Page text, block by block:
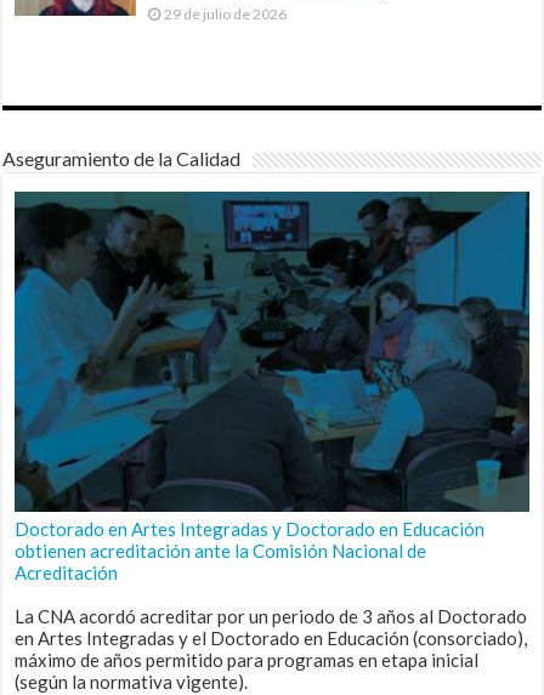
29 de julio de 2026
Aseguramiento de la Calidad
Doctorado en Artes Integradas y Doctorado en Educación
obtienen acreditación ante la Comisión Nacional de
Acreditación
La CNA acordó acreditar por un periodo de 3 años al Doctorado
en Artes Integradas y el Doctorado en Educación (consorciado),
máximo de años permitido para programas en etapa inicial
(según la normativa vigente).